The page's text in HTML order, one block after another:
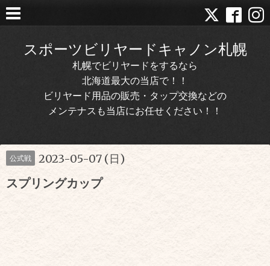
スポーツビリヤードキャノン札幌
札幌でビリヤードをするなら
北海道最大の当店で！！
ビリヤード用品の販売・タップ交換などの
メンテナスも当店にお任せください！！
公式戦 2023-05-07 (日)
スプリングカップ